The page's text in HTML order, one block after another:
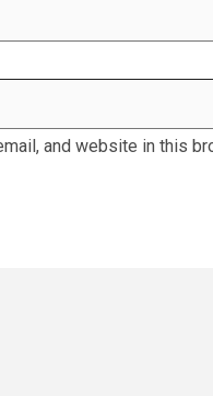
and website in this